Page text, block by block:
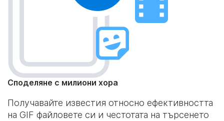
Споделяне с милиони хора
Получавайте известия относно ефективността
на GIF файловете си и честотата на търсенето